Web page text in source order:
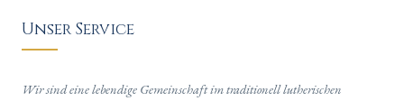
Unser Service
Wir sind eine lebendige Gemeinschaft im traditionell lutherischen